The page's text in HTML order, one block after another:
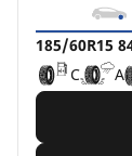
185/60R15
C
A